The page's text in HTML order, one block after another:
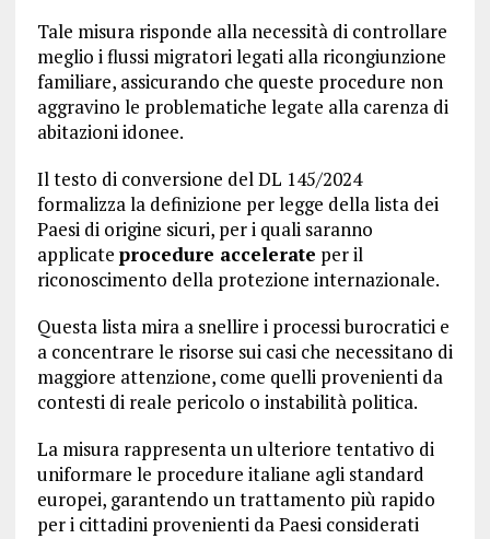
Tale misura risponde alla necessità di controllare
meglio i flussi migratori legati alla ricongiunzione
familiare, assicurando che queste procedure non
aggravino le problematiche legate alla carenza di
abitazioni idonee.
Il testo di conversione del DL 145/2024
formalizza la definizione per legge della lista dei
Paesi di origine sicuri, per i quali saranno
applicate procedure accelerate per il
riconoscimento della protezione internazionale.
Questa lista mira a snellire i processi burocratici e
a concentrare le risorse sui casi che necessitano di
maggiore attenzione, come quelli provenienti da
contesti di reale pericolo o instabilità politica.
La misura rappresenta un ulteriore tentativo di
uniformare le procedure italiane agli standard
europei, garantendo un trattamento più rapido
per i cittadini provenienti da Paesi considerati